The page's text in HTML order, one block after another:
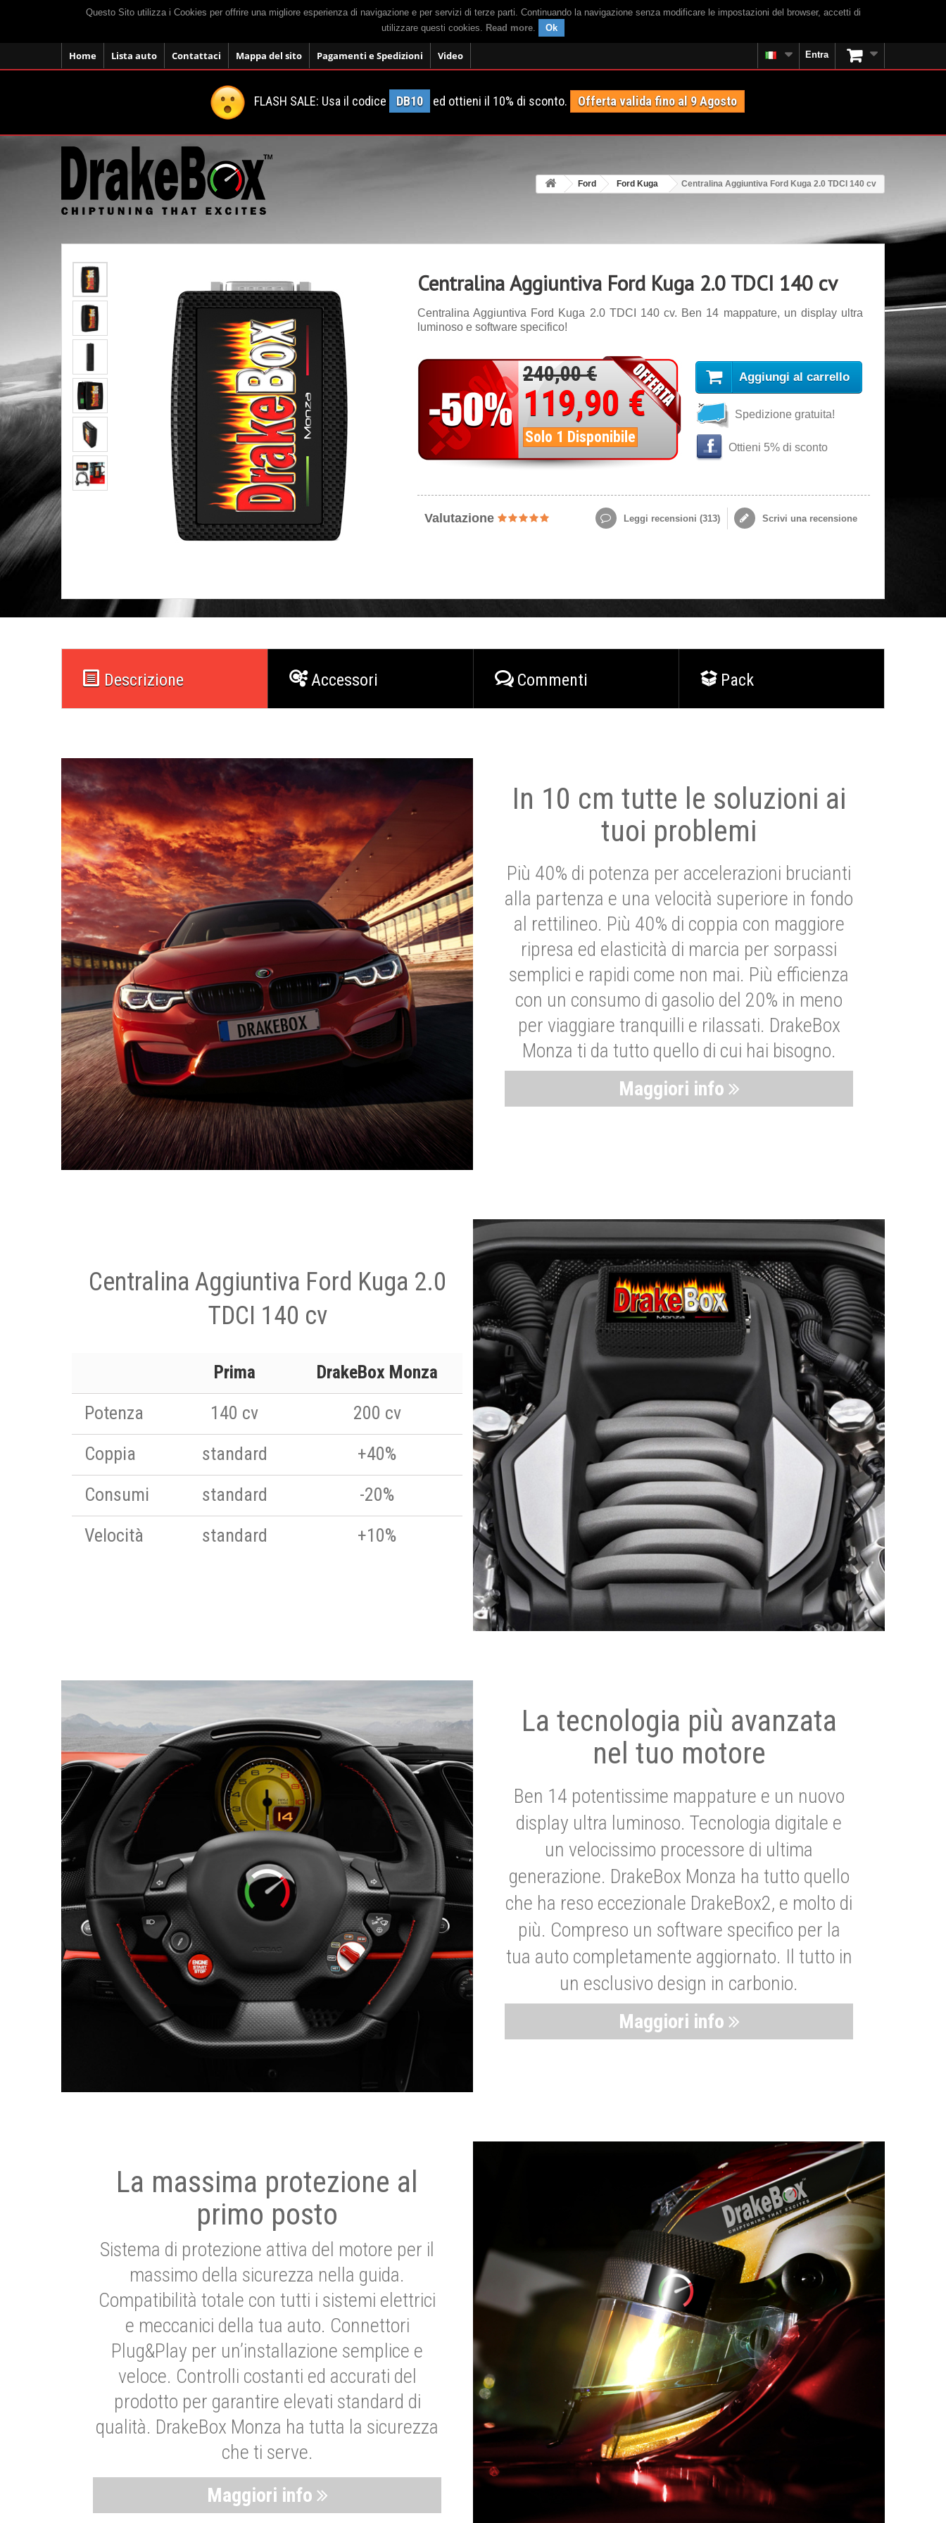
Questo Sito utilizza i Cookies per offrire una migliore esperienza di navigazione e per servizi di terze parti. Continuando la navigazione senza modificare le impostazioni del browser, accetti di
utilizzare questi cookies. Read more. Ok
Home Lista auto Contattaci Mappa del sito Pagamenti e Spedizioni Video Entra
FLASH SALE: Usa il codice DB10 ed ottieni il 10% di sconto. Offerta valida fino al 9 Agosto
Ford Ford Kuga Centralina Aggiuntiva Ford Kuga 2.0 TDCI 140 cv
Centralina Aggiuntiva Ford Kuga 2.0 TDCI 140 cv
Centralina Aggiuntiva Ford Kuga 2.0 TDCI 140 cv. Ben 14 mappature, un display ultra
luminoso e software specifico!
240,00 €
119,90 €
Solo 1 Disponibile
Aggiungi al carrello
Spedizione gratuita!
Ottieni 5% di sconto
Valutazione Leggi recensioni (313) Scrivi una recensione
Descrizione Accessori Commenti Pack
In 10 cm tutte le soluzioni ai
tuoi problemi
Più 40% di potenza per accelerazioni brucianti
alla partenza e una velocità superiore in fondo
al rettilineo. Più 40% di coppia con maggiore
ripresa ed elasticità di marcia per sorpassi
semplici e rapidi come non mai. Più efficienza
con un consumo di gasolio del 20% in meno
per viaggiare tranquilli e rilassati. DrakeBox
Monza ti da tutto quello di cui hai bisogno.
Maggiori info
Centralina Aggiuntiva Ford Kuga 2.0
TDCI 140 cv
Prima
DrakeBox Monza
Potenza
140 cv
200 cv
Coppia
standard
+40%
Consumi
standard
-20%
Velocità
standard +10%
La tecnologia più avanzata
nel tuo motore
Ben 14 potentissime mappature e un nuovo
display ultra luminoso. Tecnologia digitale e
un velocissimo processore di ultima
generazione. DrakeBox Monza ha tutto quello
che ha reso eccezionale DrakeBox2, e molto di
più. Compreso un software specifico per la
tua auto completamente aggiornato. Il tutto in
un esclusivo design in carbonio.
Maggiori info
La massima protezione al
primo posto
Sistema di protezione attiva del motore per il
massimo della sicurezza nella guida.
Compatibilità totale con tutti i sistemi elettrici
e meccanici della tua auto. Connettori
Plug&Play per un’installazione semplice e
veloce. Controlli costanti ed accurati del
prodotto per garantire elevati standard di
qualità. DrakeBox Monza ha tutta la sicurezza
che ti serve.
Maggiori info